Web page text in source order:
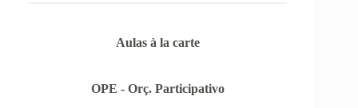
Aulas à la carte
OPE - Orç. Participativo